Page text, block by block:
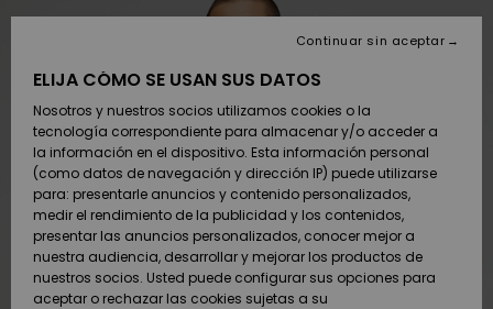
Zapatos y
chanclas
Surf
Snow
Zapatos y
chanclas
Surf
Snow
Destacados
Snow
SURF
Highlights
Comunidad
SNOW
Snow Niños
Tienda
Snow Mujer
Destacados
DOBLE
PROMO
Outlet
Mujer
Envio
Devoluciones
Pago
Tarjeta de
regalo
Quiksilver
Freedom
ELIJA CÓMO SE USAN SUS DATOS
Nosotros y nuestros socios utilizamos cookies o la
tecnología correspondiente para almacenar y/o acceder a
la información en el dispositivo. Esta información personal
(como datos de navegación y dirección IP) puede utilizarse
para: presentarle anuncios y contenido personalizados,
medir el rendimiento de la publicidad y los contenidos,
presentar las anuncios personalizados, conocer mejor a
nuestra audiencia, desarrollar y mejorar los productos de
nuestros socios. Usted puede configurar sus opciones para
aceptar o rechazar las cookies sujetas a su
Continuar sin aceptar